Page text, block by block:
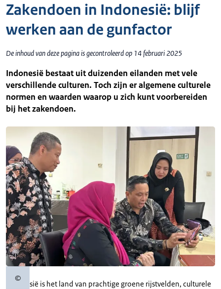
Zakendoen in Indonesië: blijf
werken aan de gunfactor
De inhoud van deze pagina is gecontroleerd op 14 februari 2025
Indonesië bestaat uit duizenden eilanden met vele
verschillende culturen. Toch zijn er algemene culturele
normen en waarden waarop u zich kunt voorbereiden
bij het zakendoen.
©Copyrightinformatie
Indonesië is het land van prachtige groene rijstvelden, culturele